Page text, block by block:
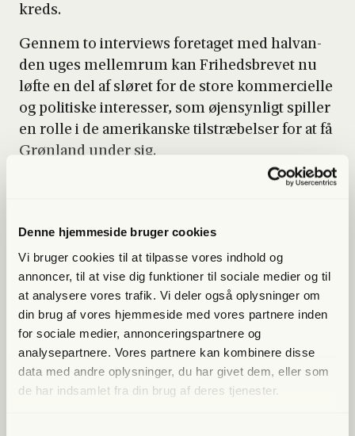
Denne hjemmeside bruger cookies
Vi bruger cookies til at tilpasse vores indhold og
annoncer, til at vise dig funktioner til sociale medier og til
at analysere vores trafik. Vi deler også oplysninger om
din brug af vores hjemmeside med vores partnere inden
for sociale medier, annonceringspartnere og
analysepartnere. Vores partnere kan kombinere disse
data med andre oplysninger, du har givet dem, eller som
de har indsamlet fra din brug af deres tjenester.
kreds.
Gen­nem to inter­views fore­ta­get med halvan­
den uges mel­lem­rum kan Fri­heds­bre­vet nu
løf­te en del af slø­ret for de sto­re kom­merci­el­le
og poli­ti­ske inter­es­ser, som øjen­syn­ligt spil­ler
en rol­le i de ame­ri­kan­ske til­stræ­bel­ser for at få
Grøn­land under sig.
Og så var han en af dem, der stod i spid­sen for
Grøn­land under præ­si­den­tens før­ste valg­pe­ri­
o­de.
Lige nu kan duspa­re 40%
Bliv med­lem og få adgang til hele Fri­heds­bre­vet. Fra
artik­ler til podcasts – få ori­gi­nal jour­na­li­stik, du ikke